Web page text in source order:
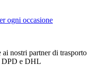
ogni occasione
ai nostri partner di trasporto
DPD e DHL